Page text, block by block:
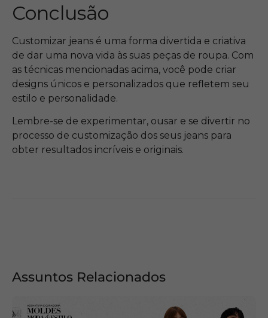
Conclusão
Customizar jeans é uma forma divertida e criativa
de dar uma nova vida às suas peças de roupa. Com
as técnicas mencionadas acima, você pode criar
designs únicos e personalizados que refletem seu
estilo e personalidade.
Lembre-se de experimentar, ousar e se divertir no
processo de customização dos seus jeans para
obter resultados incríveis e originais.
Assuntos Relacionados